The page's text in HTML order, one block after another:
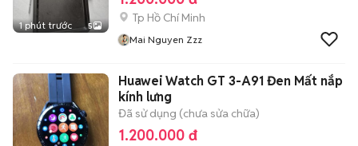
1 phút trước 5
Tp Hồ Chí Minh
Mai Nguyen Zzz
Huawei Watch GT 3-A91 Đen Mất nắp
kính lưng
Đã sử dụng (chưa sửa chữa)
1.200.000 đ